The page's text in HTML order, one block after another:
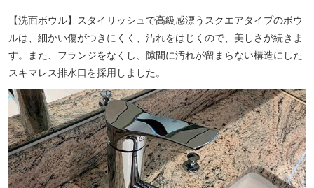
あきよし都美内科クリニック（徒歩2分／約100m）
【洗面ボウル】スタイリッシュで高級感漂うスクエアタイプのボウ
ルは、細かい傷がつきにくく、汚れをはじくので、美しさが続きま
す。また、フランジをなくし、隙間に汚れが留まらない構造にした
スキマレス排水口を採用しました。